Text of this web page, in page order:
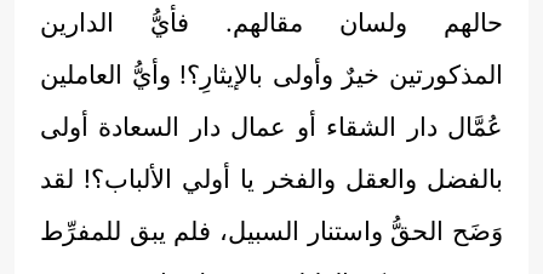
حالهم ولسان مقالهم. فأيُّ الدارين
المذكورتين خيرٌ وأولى بالإيثارِ؟! وأيُّ العاملين
عُمَّال دار الشقاء أو عمال دار السعادة أولى
بالفضل والعقل والفخر يا أولي الألباب؟! لقد
وَضَح الحقُّ واستنار السبيل، فلم يبق للمفرِّط